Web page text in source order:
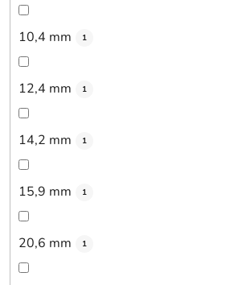
10,4 mm 1
12,4 mm 1
14,2 mm 1
15,9 mm 1
20,6 mm 1